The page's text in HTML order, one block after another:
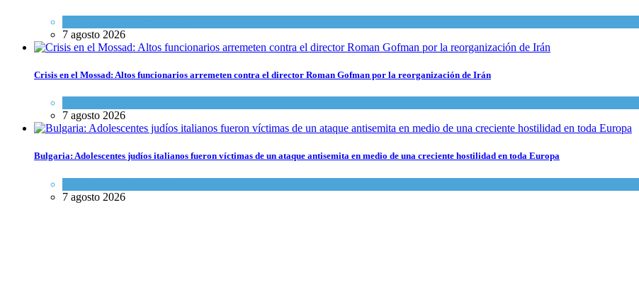
7 agosto 2026
Crisis en el Mossad: Altos funcionarios arremeten contra el director Roman Gofman por la reorganización de Irán
7 agosto 2026
Bulgaria: Adolescentes judíos italianos fueron víctimas de un ataque antisemita en medio de una creciente hostilidad en toda Europa
7 agosto 2026